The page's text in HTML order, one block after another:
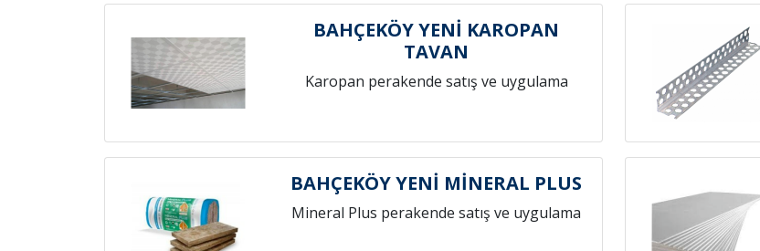
BAHÇEKÖY YENİ KAROPAN
TAVAN
Karopan perakende satış ve uygulama
BAHÇEKÖY YENİ MİNERAL PLUS
Mineral Plus perakende satış ve uygulama